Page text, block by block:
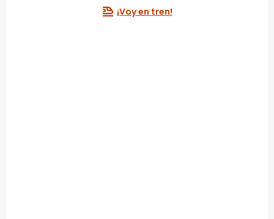
¡Voy en tren!